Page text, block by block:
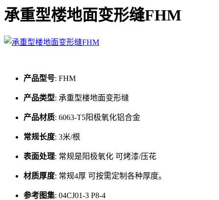
承重型楼地面变形缝FHM
产品型号: FHM
产品类型: 承重型楼地面变形缝
产品材质: 6063-T5阳极氧化铝合金
常规长度: 3米/根
表面处理: 常规是阳极氧化 可烤漆/压花
材质厚度: 常规4厚 可按需定制各种厚度。
参考图集: 04CJ01-3 P8-4